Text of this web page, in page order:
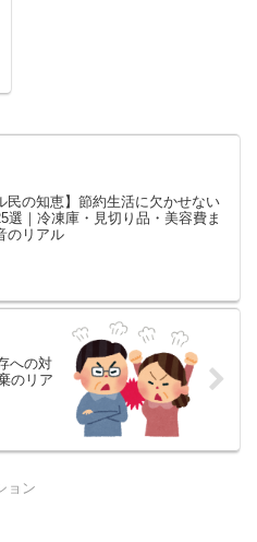
民の知恵】節約生活に欠かせない
選｜冷凍庫・見切り品・美容費ま
のリアル
への対
のリア
ョン